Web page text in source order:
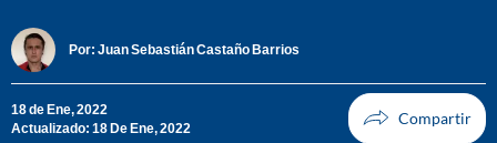
Por: Juan Sebastián Castaño Barrios
18 de Ene, 2022
Actualizado: 18 De Ene, 2022